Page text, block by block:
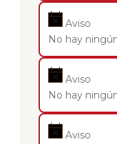
Aviso
No hay
Aviso
No hay
Aviso